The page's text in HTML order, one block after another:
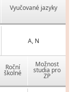
Vyučované jazyky
A, N
Roční
školné
Možnost
studia pro
ZP